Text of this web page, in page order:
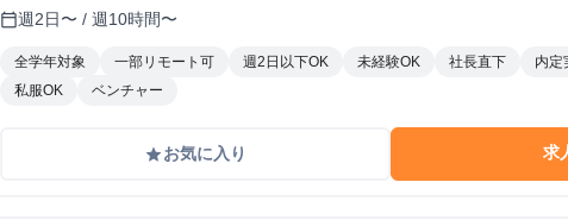
calendar_today週2日〜 / 週10時間〜
全学年対象 一部リモート可 週2日以下OK 未経験OK 社長直下 内定
私服OK
ベンチャー
gradeお気に入り 求